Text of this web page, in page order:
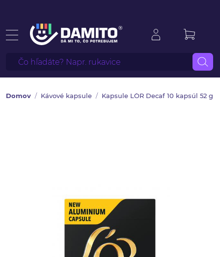
Domov Kávové kapsule Kapsule L´OR Decaf 10 kapsúl 52 g